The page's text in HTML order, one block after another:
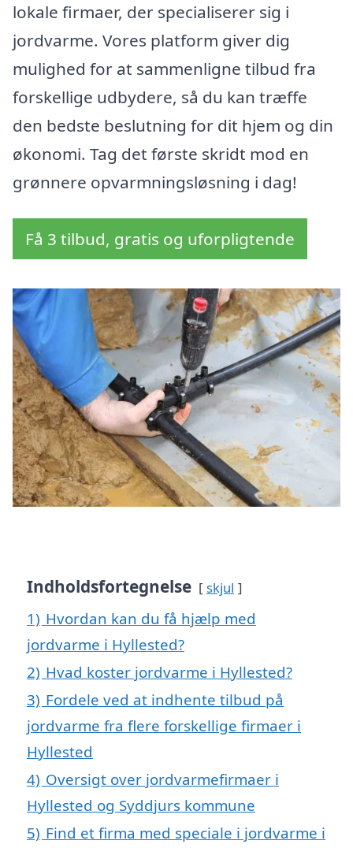
lokale firmaer, der specialiserer sig i
jordvarme. Vores platform giver dig
mulighed for at sammenligne tilbud fra
forskellige udbydere, så du kan træffe
den bedste beslutning for dit hjem og din
økonomi. Tag det første skridt mod en
grønnere opvarmningsløsning i dag!
Få 3 tilbud, gratis og uforpligtende
Indholdsfortegnelse skjul
1) Hvordan kan du få hjælp med
jordvarme i Hyllested?
2) Hvad koster jordvarme i Hyllested?
3) Fordele ved at indhente tilbud på
jordvarme fra flere forskellige firmaer i
Hyllested
4) Oversigt over jordvarmefirmaer i
Hyllested og Syddjurs kommune
5) Find et firma med speciale i jordvarme i